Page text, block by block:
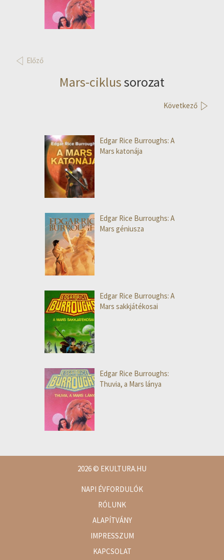
Előző
Mars-ciklussorozat
Következő
Edgar Rice Burroughs: A
Mars katonája
Edgar Rice Burroughs: A
Mars géniusza
Edgar Rice Burroughs: A
Mars sakkjátékosai
Edgar Rice Burroughs:
Thuvia, a Mars lánya
2026© EKULTURA.HU
NAPI ÉVFORDULÓK
RÓLUNK
ALAPÍTVÁNY
IMPRESSZUM
KAPCSOLAT